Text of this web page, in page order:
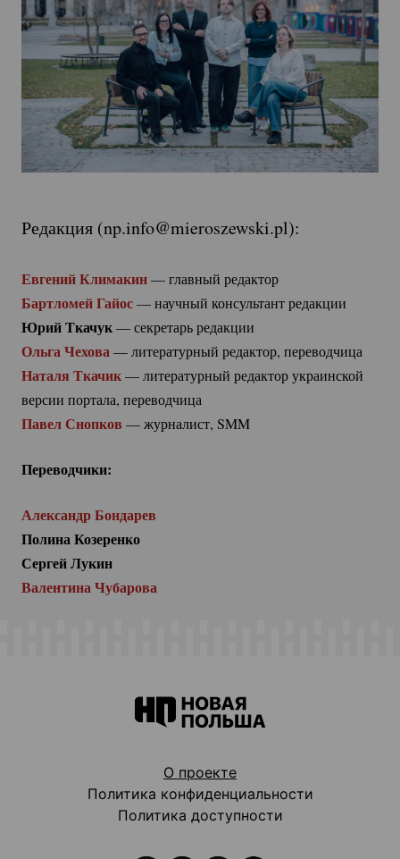
Редакция (np.info@mieroszewski.pl):
Евгений Климакин — главный редактор
Бартломей Гайос — научный консультант редакции
Юрий Ткачук — секретарь редакции
Ольга Чехова — литературный редактор, переводчица
Наталя Ткачик — литературный редактор украинской
версии портала, переводчица
Павел Снопков — журналист, SMM
Переводчики:
Александр Бондарев
Полина Козеренко
Сергей Лукин
Валентина Чубарова
О проекте
Политика конфиденциальности
Политика доступности